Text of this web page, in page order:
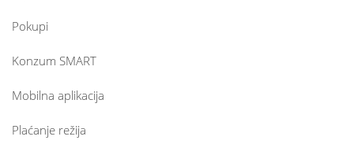
Pokupi
Konzum SMART
Mobilna aplikacija
Plaćanje režija